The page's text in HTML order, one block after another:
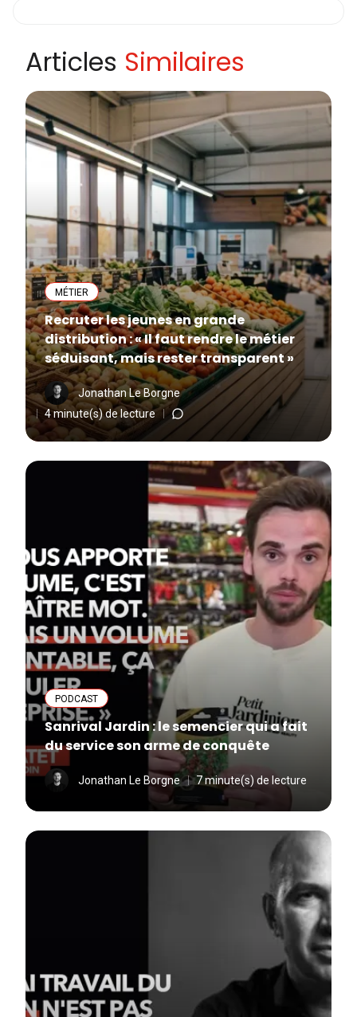
Articles Similaires
MÉTIER
Recruter les jeunes en grande
distribution : « Il faut rendre le métier
séduisant, mais rester transparent »
Jonathan Le Borgne
4 minute(s) de lecture
PODCAST
Sanrival Jardin : le semencier qui a fait
du service son arme de conquête
Jonathan Le Borgne 7 minute(s) de lecture